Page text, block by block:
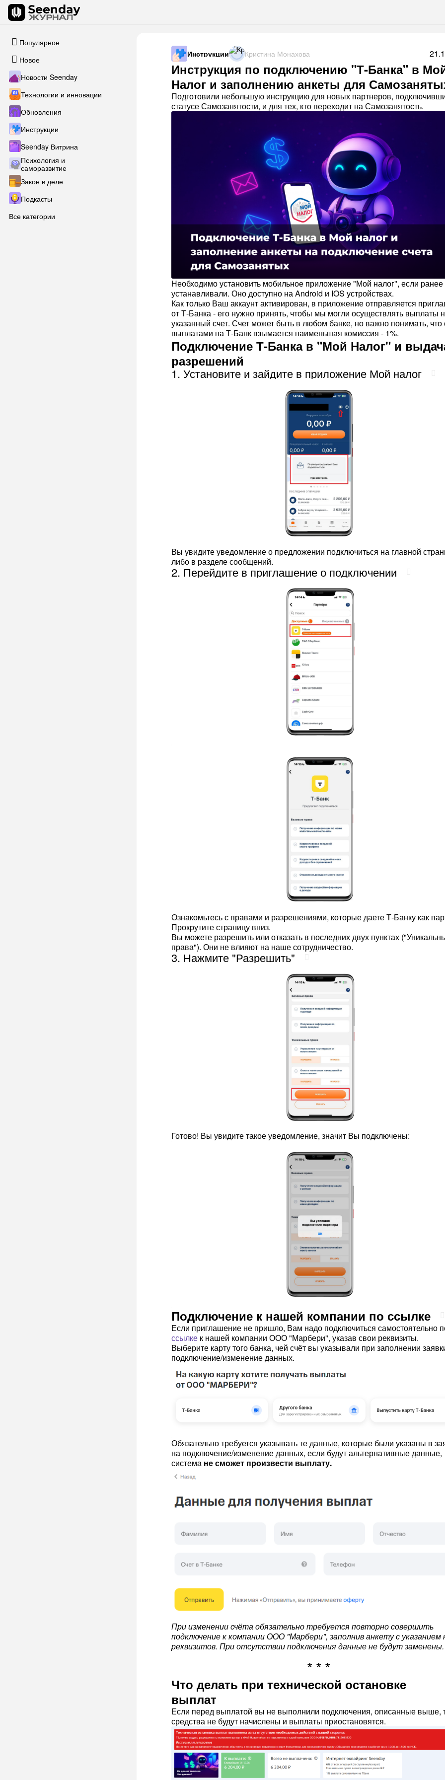
Популярное
Новое
Новости Seenday
Технологии и инновации
Обновления
Инструкции
Seenday Витрина
Психология и
саморазвитие
Закон в деле
Подкасты
Все категории
Инструкции Кристина Монахова
Инструкция по подключению "Т-Банка" в
Налог и заполнению анкеты для
Подготовили небольшую инструкцию для новых партнеров,
статусе Самозанятости, и для тех, кто переходит на Самозанятость.
Необходимо установить мобильное приложение "Мой налог", если ранее
устанавливали. Оно доступно на Android и IOS устройствах.
Как только Ваш аккаунт активирован, в приложение отправляется
от Т-Банка - его нужно принять, чтобы мы могли осуществлять выплаты
указанный счет. Счет может быть в любом банке, но важно понимать, что
выплатами на Т-Банк взымается наименьшая комиссия - 1%.
Подключение Т-Банка в "Мой Налог" и
разрешений
1. Установите и зайдите в приложение Мой налог
Вы увидите уведомление о предложении подключиться на главной
либо в разделе сообщений.
2. Перейдите в приглашение о подключении
Ознакомьтесь с правами и разрешениями, которые даете Т-Банку как
Прокрутите страницу вниз.
Вы можете разрешить или отказать в последних двух пунктах
права"). Они не влияют на наше сотрудничество.
3. Нажмите "Разрешить"
Готово! Вы увидите такое уведомление, значит Вы подключены:
Подключение к нашей компании по ссылке
Если приглашение не пришло, Вам надо подключиться самостоятельно
ссылкек нашей компании ООО "Марбери", указав свои реквизиты.
Выберите карту того банка, чей счёт вы указывали при заполнении
подключение/изменение данных.
Обязательно требуется указывать те данные, которые были указаны в
на подключение/изменение данных, если будут альтернативные данные,
система не сможет произвести выплату.
При изменении счёта обязательно требуется повторно совершить
подключение к компании ООО "Марбери", заполнив анкету с указанием
реквизитов. При отсутствии подключения данные не будут заменены.
Что делать при технической остановке
выплат
Если перед выплатой вы не выполнили подключения, описанные выше,
средства не будут начислены и выплаты приостановятся.